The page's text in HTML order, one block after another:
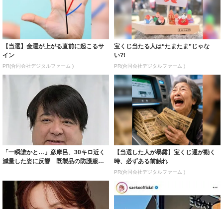
【当選】金運が上がる直前に起こるサ
イン
PR(合同会社デジタルファーム )
宝くじ当たる人は“たまたま”じゃな
い?!
PR(合同会社デジタルファーム )
「一瞬誰かと…」彦摩呂、30キロ近く
減量した姿に反響 既製品の防護服が
【当選した人が暴露】宝くじ運が動く
時、必ずある前触れ
PR(合同会社デジタルファーム )